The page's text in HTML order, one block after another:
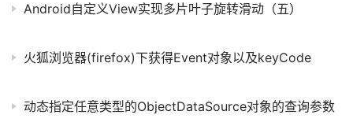
Android自定义View实现多片叶子旋转滑动（五）
火狐浏览器(firefox)下获得Event对象以及keyCode
动态指定任意类型的ObjectDataSource对象的查询参数